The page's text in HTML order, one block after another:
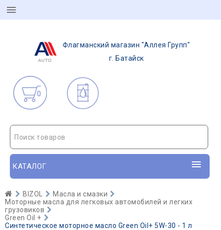
Флагманский магазин "Аллея Групп"
г. Батайск
0
Поиск товаров
КАТАЛОГ
BIZOL
Масла и смазки
Моторные масла для легковых автомобилей и легких
грузовиков
Green Oil +
Синтетическое моторное масло Green Oil+ 5W-30 - 1 л